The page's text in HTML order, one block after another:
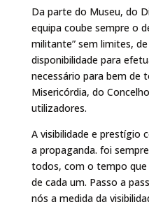
Da parte do Museu, do
equipa coube sempre o
militante” sem limites,
disponibilidade para
necessário para bem de
Misericórdia, do
utilizadores.
A visibilidade e prestígio
a propaganda. foi
todos, com o tempo
de cada um. Passo a
nós a medida da